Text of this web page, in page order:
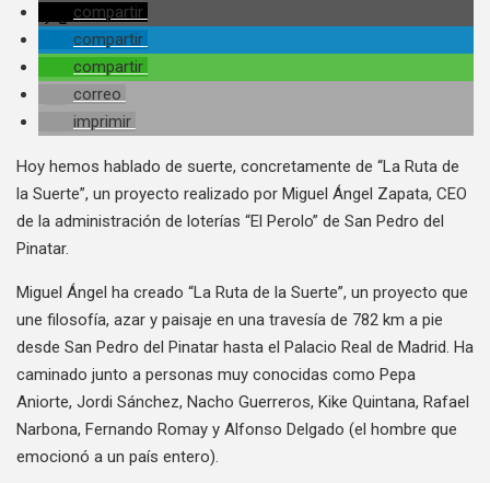
compartir
compartir
compartir
correo
imprimir
Hoy hemos hablado de suerte, concretamente de “La Ruta de
la Suerte”, un proyecto realizado por Miguel Ángel Zapata, CEO
de la administración de loterías “El Perolo” de San Pedro del
Pinatar.
Miguel Ángel ha creado “La Ruta de la Suerte”, un proyecto que
une filosofía, azar y paisaje en una travesía de 782 km a pie
desde San Pedro del Pinatar hasta el Palacio Real de Madrid. Ha
caminado junto a personas muy conocidas como Pepa
Aniorte, Jordi Sánchez, Nacho Guerreros, Kike Quintana, Rafael
Narbona, Fernando Romay y Alfonso Delgado (el hombre que
emocionó a un país entero).